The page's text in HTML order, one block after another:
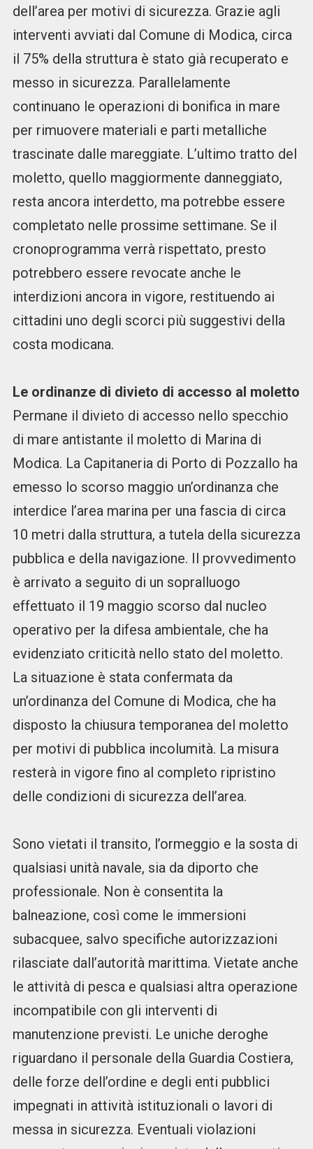
dell’area per motivi di sicurezza. Grazie agli
interventi avviati dal Comune di Modica, circa
il 75% della struttura è stato già recuperato e
messo in sicurezza. Parallelamente
continuano le operazioni di bonifica in mare
per rimuovere materiali e parti metalliche
trascinate dalle mareggiate. L’ultimo tratto del
moletto, quello maggiormente danneggiato,
resta ancora interdetto, ma potrebbe essere
completato nelle prossime settimane. Se il
cronoprogramma verrà rispettato, presto
potrebbero essere revocate anche le
interdizioni ancora in vigore, restituendo ai
cittadini uno degli scorci più suggestivi della
costa modicana.
Le ordinanze di divieto di accesso al moletto
Permane il divieto di accesso nello specchio
di mare antistante il moletto di Marina di
Modica. La Capitaneria di Porto di Pozzallo ha
emesso lo scorso maggio un’ordinanza che
interdice l’area marina per una fascia di circa
10 metri dalla struttura, a tutela della sicurezza
pubblica e della navigazione. Il provvedimento
è arrivato a seguito di un sopralluogo
effettuato il 19 maggio scorso dal nucleo
operativo per la difesa ambientale, che ha
evidenziato criticità nello stato del moletto.
La situazione è stata confermata da
un’ordinanza del Comune di Modica, che ha
disposto la chiusura temporanea del moletto
per motivi di pubblica incolumità. La misura
resterà in vigore fino al completo ripristino
delle condizioni di sicurezza dell’area.
Sono vietati il transito, l’ormeggio e la sosta di
qualsiasi unità navale, sia da diporto che
professionale. Non è consentita la
balneazione, così come le immersioni
subacquee, salvo specifiche autorizzazioni
rilasciate dall’autorità marittima. Vietate anche
le attività di pesca e qualsiasi altra operazione
incompatibile con gli interventi di
manutenzione previsti. Le uniche deroghe
riguardano il personale della Guardia Costiera,
delle forze dell’ordine e degli enti pubblici
impegnati in attività istituzionali o lavori di
messa in sicurezza. Eventuali violazioni